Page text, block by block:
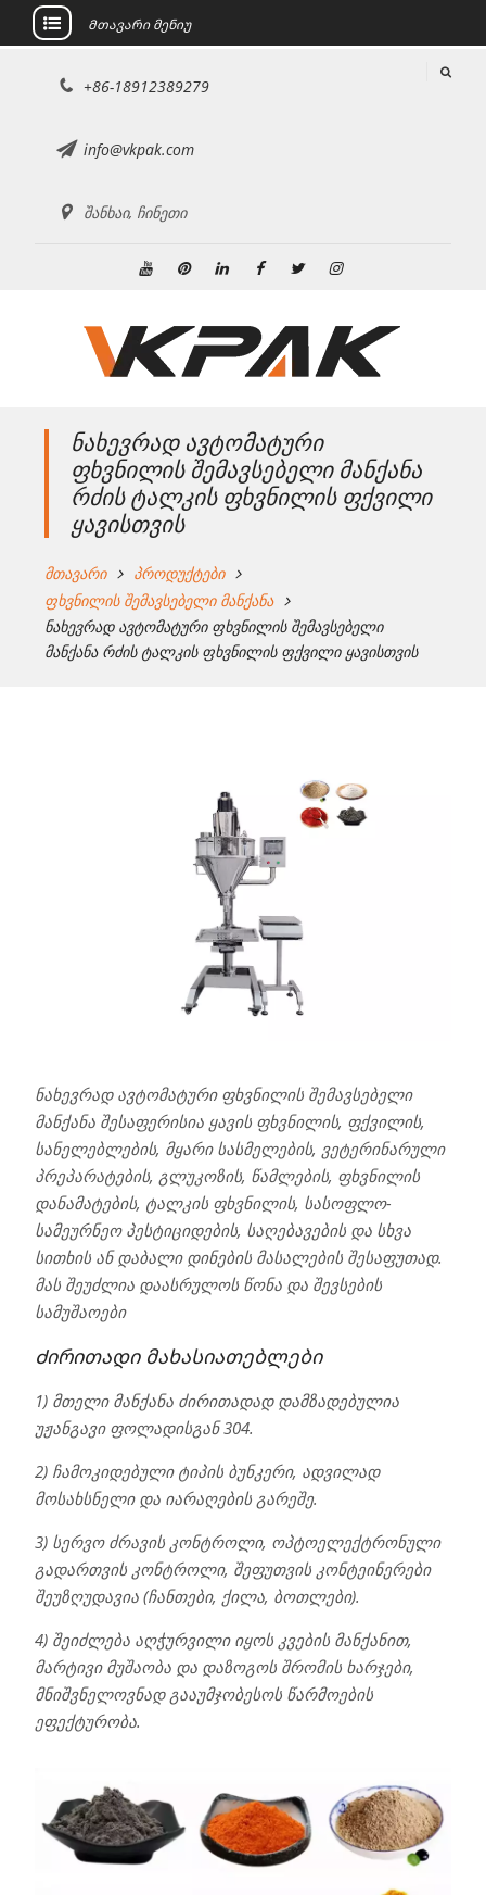
გადასვლა
Მთავარი მენიუ
+86-18912389279
info@vkpak.com
შანხაი, ჩინეთი
ნახევრად ავტომატური
ფხვნილის შემავსებელი მანქანა
რძის ტალკის ფხვნილის ფქვილი
ყავისთვის
მთავარი
პროდუქტები
ფხვნილის შემავსებელი მანქანა
ნახევრად ავტომატური ფხვნილის შემავსებელი
მანქანა რძის ტალკის ფხვნილის ფქვილი ყავისთვის
ნახევრად ავტომატური ფხვნილის შემავსებელი
მანქანა შესაფერისია ყავის ფხვნილის, ფქვილის,
სანელებლების, მყარი სასმელების, ვეტერინარული
პრეპარატების, გლუკოზის, წამლების, ფხვნილის
დანამატების, ტალკის ფხვნილის, სასოფლო-
სამეურნეო პესტიციდების, საღებავების და სხვა
სითხის ან დაბალი დინების მასალების შესაფუთად.
მას შეუძლია დაასრულოს წონა და შევსების
სამუშაოები
Ძირითადი მახასიათებლები
1) მთელი მანქანა ძირითადად დამზადებულია
უჟანგავი ფოლადისგან 304.
2) ჩამოკიდებული ტიპის ბუნკერი, ადვილად
მოსახსნელი და იარაღების გარეშე.
3) სერვო ძრავის კონტროლი, ოპტოელექტრონული
გადართვის კონტროლი, შეფუთვის კონტეინერები
შეუზღუდავია (ჩანთები, ქილა, ბოთლები).
4) შეიძლება აღჭურვილი იყოს კვების მანქანით,
მარტივი მუშაობა და დაზოგოს შრომის ხარჯები,
მნიშვნელოვნად გააუმჯობესოს წარმოების
ეფექტურობა.